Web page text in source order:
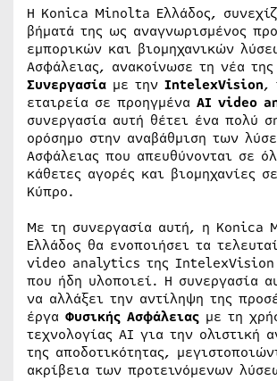
Η Konica Minolta Ελλάδος,
βήματά της ως αναγνωρισμένος
εμπορικών και βιομηχανικών
Ασφάλειας, ανακοίνωσε τη νέα της
Συνεργασία με την IntelexVision,
εταιρεία σε προηγμένα AI video
συνεργασία αυτή θέτει ένα πολύ
ορόσημο στην αναβάθμιση των
Ασφάλειας που απευθύνονται σε
κάθετες αγορές και βιομηχανίες
Κύπρο.
Με τη συνεργασία αυτή, η Konica
Ελλάδος θα ενοποιήσει τα
video analytics της IntelexVision
που ήδη υλοποιεί. Η συνεργασία
να αλλάξει την αντίληψη της
έργα Φυσικής Ασφάλειας με τη
τεχνολογίας ΑΙ για την ολιστική
της αποδοτικότητας,
ακρίβεια των προτεινόμενων